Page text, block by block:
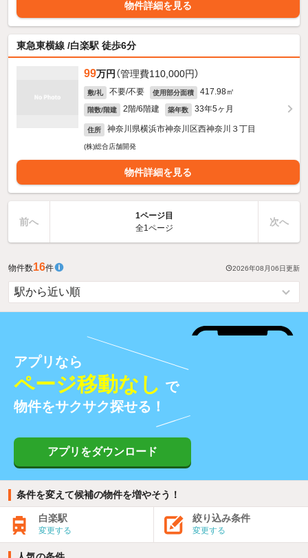
物件詳細を見る
東急東横線 /白楽駅 徒歩6分
99万円 （管理費110,000円）
敷/礼 不要/不要 使用部分面積 417.98㎡
階数/階建 2階/6階建 築年数 33年5ヶ月
住所 神奈川県横浜市神奈川区西神奈川３丁目
(株)総合店舗開発
物件詳細を見る
前へ
1ページ目
全1ページ
次へ
物件数16件 2026年08月06日更新
アプリなら
ページ移動なし で
物件をサクサク探せる！
アプリをダウンロード
条件を変えて候補の物件を増やそう！
白楽駅
変更する
絞り込み条件
変更する